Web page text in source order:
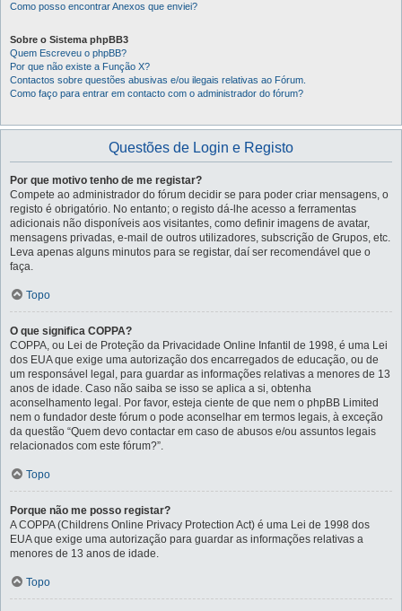
Como posso encontrar Anexos que enviei?
Sobre o Sistema phpBB3
Quem Escreveu o phpBB?
Por que não existe a Função X?
Contactos sobre questões abusivas e/ou ilegais relativas ao Fórum.
Como faço para entrar em contacto com o administrador do fórum?
Questões de Login e Registo
Por que motivo tenho de me registar?
Compete ao administrador do fórum decidir se para poder criar mensagens, o
registo é obrigatório. No entanto; o registo dá-lhe acesso a ferramentas
adicionais não disponíveis aos visitantes, como definir imagens de avatar,
mensagens privadas, e-mail de outros utilizadores, subscrição de Grupos, etc.
Leva apenas alguns minutos para se registar, daí ser recomendável que o
faça.
Topo
O que significa COPPA?
COPPA, ou Lei de Proteção da Privacidade Online Infantil de 1998, é uma Lei
dos EUA que exige uma autorização dos encarregados de educação, ou de
um responsável legal, para guardar as informações relativas a menores de 13
anos de idade. Caso não saiba se isso se aplica a si, obtenha
aconselhamento legal. Por favor, esteja ciente de que nem o phpBB Limited
nem o fundador deste fórum o pode aconselhar em termos legais, à exceção
da questão “Quem devo contactar em caso de abusos e/ou assuntos legais
relacionados com este fórum?”.
Topo
Porque não me posso registar?
A COPPA (Childrens Online Privacy Protection Act) é uma Lei de 1998 dos
EUA que exige uma autorização para guardar as informações relativas a
menores de 13 anos de idade.
Topo